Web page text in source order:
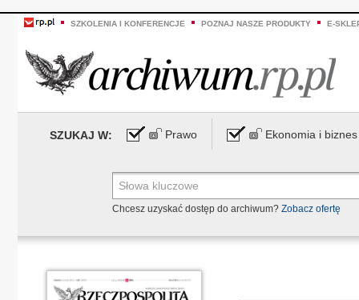
SZKOLENIA I KONFERENCJE POZNAJ NASZE PRODUKTY E-
SZUKAJ W: Prawo Ekonomia i biznes
Chcesz uzyskać dostęp do archiwum? Zobacz ofertę